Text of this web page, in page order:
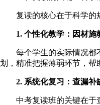
复读的核心在于科学的规
1. 个性化教学：因材施
每个学生的实际情况都不
划，精准把握薄弱环节，帮
2. 系统化复习：查漏补
中考复读班的关键在于查